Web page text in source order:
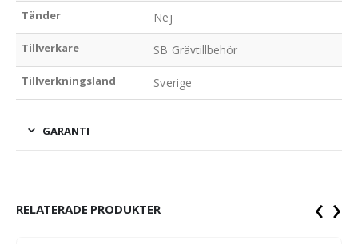
Tänder Nej
Tillverkare SB Grävtillbehör
Tillverkningsland Sverige
GARANTI
RELATERADE PRODUKTER ‹ ›